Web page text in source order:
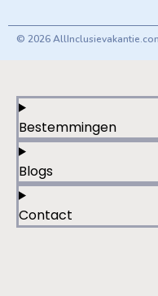
© 2026
Bestemmingen
Blogs
Contact